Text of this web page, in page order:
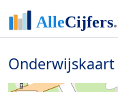
Onderwijskaart